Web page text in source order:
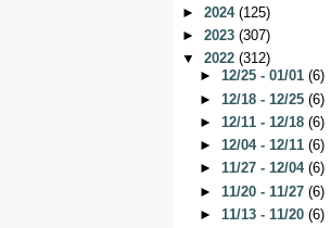
► 2024 (125)
► 2023 (307)
▼ 2022 (312)
► 12/25 - 01/01 (6)
► 12/18 - 12/25 (6)
► 12/11 - 12/18 (6)
► 12/04 - 12/11 (6)
► 11/27 - 12/04 (6)
► 11/20 - 11/27 (6)
► 11/13 - 11/20 (6)